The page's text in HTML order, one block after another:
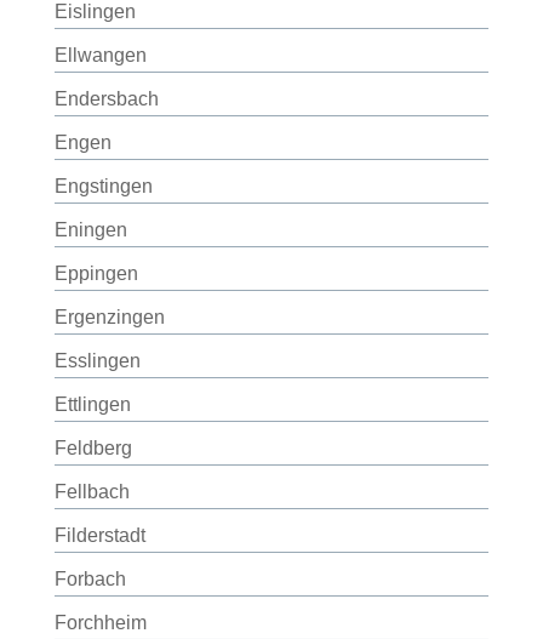
Eislingen
Ellwangen
Endersbach
Engen
Engstingen
Eningen
Eppingen
Ergenzingen
Esslingen
Ettlingen
Feldberg
Fellbach
Filderstadt
Forbach
Forchheim